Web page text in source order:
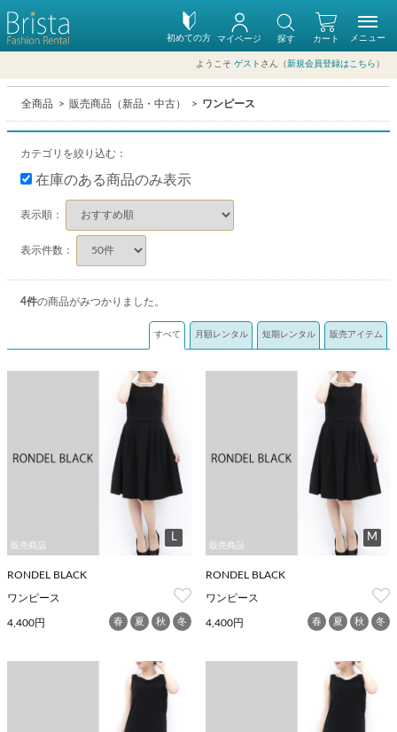
初めての方 カート
マイページ 探す
ようこそ ゲスト さん（新規会員登録はこちら ）
メニュー
全商品 販売商品（新品・中古） ワンピース
カテゴリを絞り込む：
在庫のある商品のみ表示
表示順：
表示件数：
4件の商品がみつかりました。
すべて 月額レンタル 短期レンタル 販売アイテム
販売商品
L
RONDEL BLACK
ワンピース
4,400円 春 夏 秋 冬
販売商品
M
RONDEL BLACK
ワンピース
4,400円 春 夏 秋 冬